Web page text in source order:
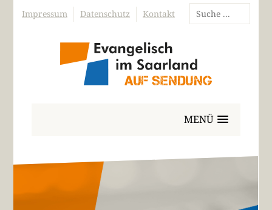
Impressum Datenschutz Kontakt
MENÜ